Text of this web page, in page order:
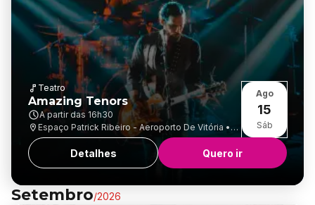
Teatro
Amazing Tenors
A partir das 16h30
Espaço Patrick Ribeiro - Aeroporto De Vitória •
Goiabeiras
Ago
15
Sáb
Detalhes Quero ir
Setembro/2026